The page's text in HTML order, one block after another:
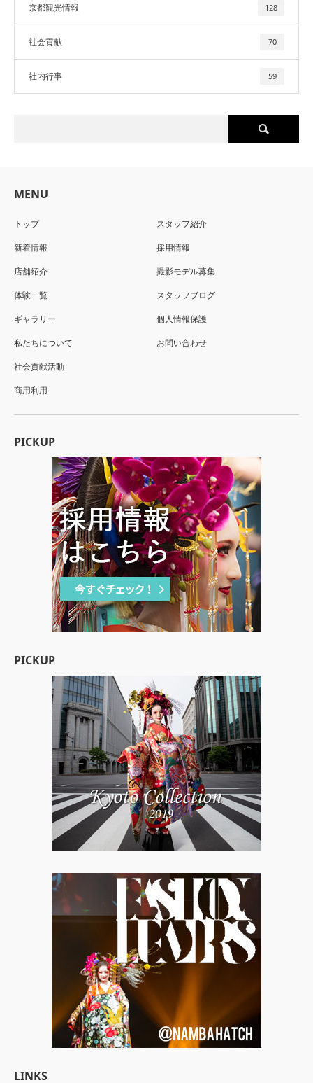
京都観光情報 128
社会貢献 70
社内行事 59
MENU
トップ
新着情報
店舗紹介
体験一覧
ギャラリー
私たちについて
社会貢献活動
商用利用
スタッフ紹介
採用情報
撮影モデル募集
スタッフブログ
個人情報保護
お問い合わせ
PICKUP
PICKUP
LINKS